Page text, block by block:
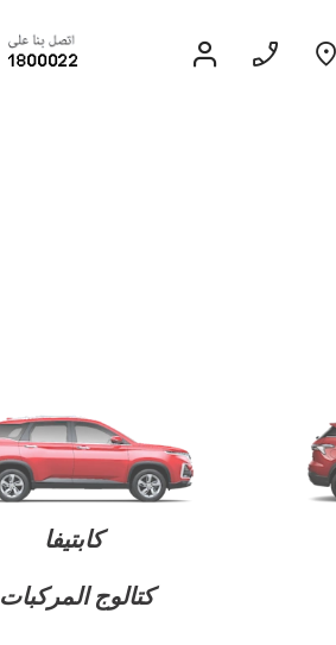
بليزر 2024
إبتداء من 11,999 د.ك
Find Out More
كابتيفا
كتالوج المركبات